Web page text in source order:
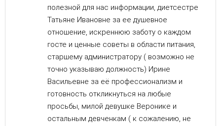
полезной для нас информации, диетсестре
Татьяне Ивановне за ее душевное
отношение, искреннюю заботу о каждом
госте и ценные советы в области питания,
старшему администратору ( возможно не
точно указываю должность) Ирине
Васильевне за её профессионализм и
готовность откликнуться на любые
просьбы, милой девушке Веронике и
остальным девченкам ( к сожалению, не